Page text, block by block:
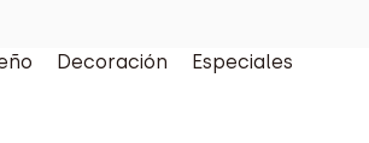
Decoración Especiales